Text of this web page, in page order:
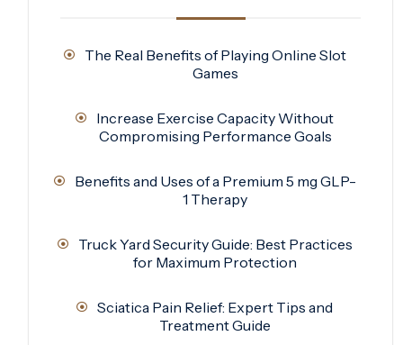
The Real Benefits of Playing Online Slot
Games
Increase Exercise Capacity Without
Compromising Performance Goals
Benefits and Uses of a Premium 5 mg GLP-
1 Therapy
Truck Yard Security Guide: Best Practices
for Maximum Protection
Sciatica Pain Relief: Expert Tips and
Treatment Guide